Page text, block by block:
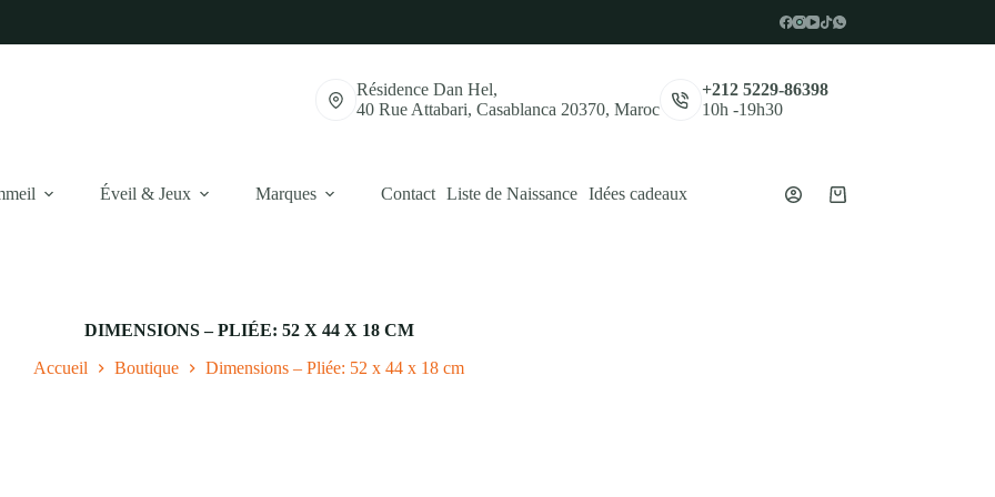
Résidence Dan Hel,
40 Rue Attabari, Casablanca 20370, Maroc
+212 5229-86398
10h -19h30
Éveil & Jeux Marques Contact Liste de Naissance Idées cadeaux
Panier
DIMENSIONS – PLIÉE: 52 X 44 X 18 CM
Accueil Boutique Dimensions – Pliée: 52 x 44 x 18 cm